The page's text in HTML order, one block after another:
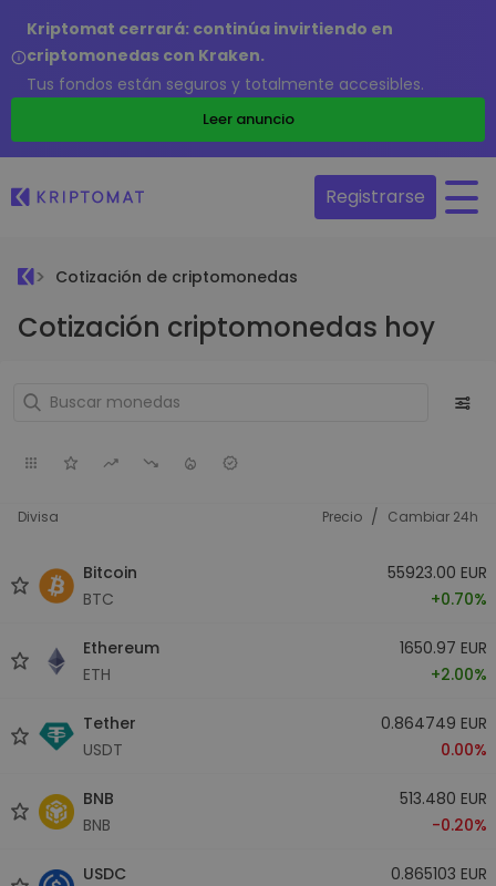
Kriptomat cerrará: continúa invirtiendo en
criptomonedas con Kraken.
Tus fondos están seguros y totalmente accesibles.
Leer anuncio
Registrarse
Cotización de criptomonedas
Cotización criptomonedas hoy
Divisa Precio / Cambiar 24h
Bitcoin
BTC
55923.00 EUR
+0.70%
Ethereum
ETH
1650.97 EUR
+2.00%
Tether
USDT
0.864749 EUR
0.00%
BNB
BNB
513.480 EUR
-0.20%
USDC
0.865103 EUR